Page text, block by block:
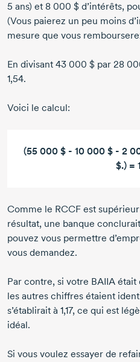
5 ans) et 8 000 $ d’intérêts,
(Vous paierez un peu moins
mesure que vous
En divisant 43 000 $ par 28
1,54.
Voici le calcul:
(55 000 $ - 10 000 $ - 2
$.) =
Comme le RCCF est
résultat, une banque
pouvez vous permettre
vous demandez.
Par contre, si votre BAIIA était
les autres chiffres étaient
s’établirait à 1,17, ce qui est
idéal.
Si vous voulez essayer de